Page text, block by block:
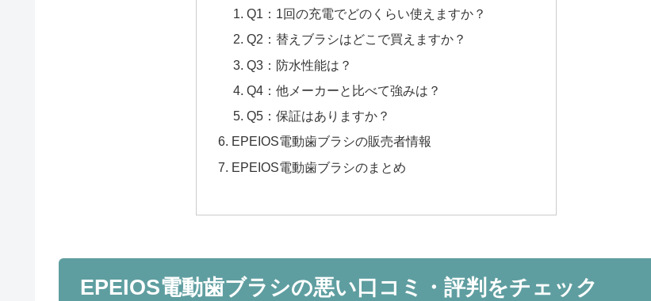
Q1：1回の充電でどのくらい使えますか？
Q2：替えブラシはどこで買えますか？
Q3：防水性能は？
Q4：他メーカーと比べて強みは？
Q5：保証はありますか？
EPEIOS電動歯ブラシの販売者情報
EPEIOS電動歯ブラシのまとめ
EPEIOS電動歯ブラシの悪い口コミ・評判をチェック